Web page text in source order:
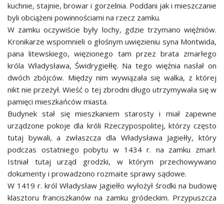
kuchnie, stajnie, browar i gorzelnia. Poddani jak i mieszczanie
byli obciążeni powinnościami na rzecz zamku.
W zamku oczywiście były lochy, gdzie trzymano więźniów.
Kronikarze wspomnieli o głośnym uwięzieniu syna Montwida,
pana litewskiego, więzionego tam przez brata zmarłego
króla Władysława, Świdrygiełłę. Na tego więźnia nasłał on
dwóch zbójców. Między nim wywiązała się walka, z której
nikt nie przeżył. Wieść o tej zbrodni długo utrzymywała się w
pamięci mieszkańców miasta.
Budynek stał się mieszkaniem starosty i miał zapewne
urządzone pokoje dla króli Rzeczypospolitej, którzy często
tutaj bywali, a zwłaszcza dla Władysława Jagiełły, który
podczas ostatniego pobytu w 1434 r. na zamku zmarł.
Istniał tutaj urząd grodzki, w którym przechowywano
dokumenty i prowadzono rozmaite sprawy sądowe.
W 1419 r. król Władysław Jagiełło wyłożył środki na budowę
klasztoru franciszkanów na zamku gródeckim. Przypuszcza